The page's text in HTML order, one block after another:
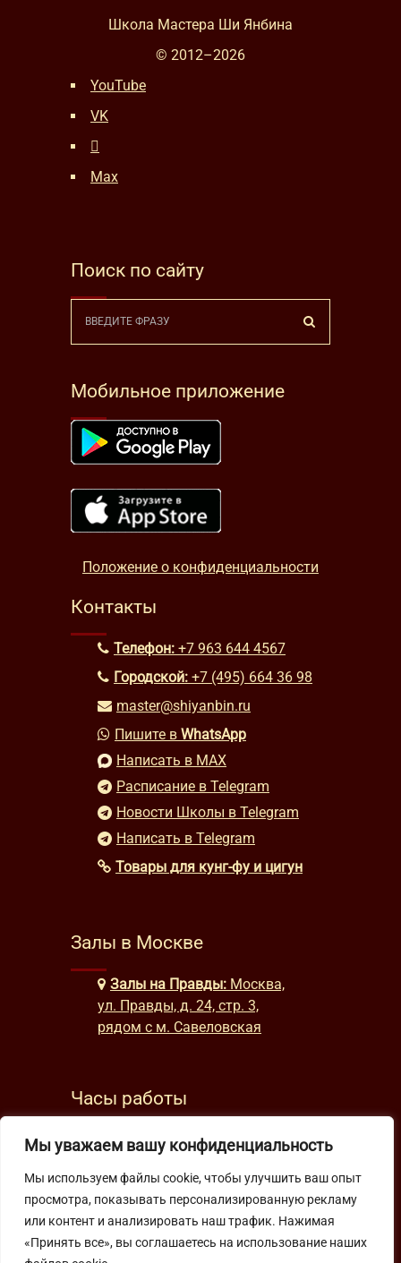
Мы уважаем вашу конфиденциальность
Мы используем файлы cookie, чтобы улучшить ваш опыт
просмотра, показывать персонализированную рекламу
или контент и анализировать наш трафик. Нажимая
«Принять все», вы соглашаетесь на использование наших
Школа Мастера Ши Янбина
© 2012–2026
YouTube
VK
Max
Поиск по сайту
Мобильное приложение
Положение о конфиденциальности
Контакты
Телефон: +7 963 644 4567
Городской: +7 (495) 664 36 98
master@shiyanbin.ru
Пишите в WhatsApp
Написать в MAX
Расписание в Telegram
Новости Школы в Telegram
Написать в Telegram
Товары для кунг-фу и цигун
Залы в Москве
Залы на Правды: Москва,
ул. Правды, д. 24, стр. 3,
рядом с м. Савеловская
Часы работы
будни: с 9:00 до 22:00
Подпишитесь на нашу рассылку